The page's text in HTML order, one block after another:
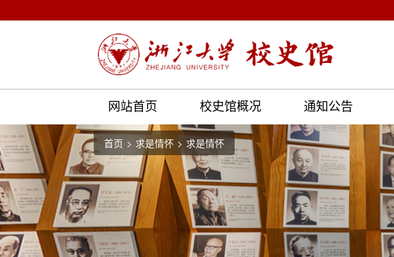
网站首页 校史馆概况 通知公告
首页 求是情怀 求是情怀